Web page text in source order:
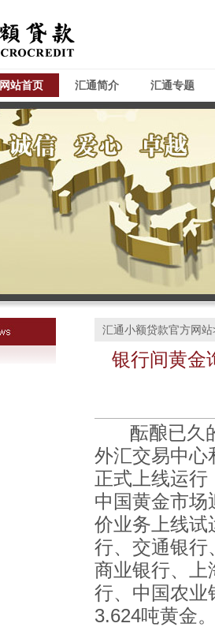
网站首页 汇通简介 汇通专题
汇通小额贷款官方网站
银行间黄金
酝酿已久的
外汇交易中心
正式上线运行
中国黄金市场
价业务上线试
行、交通银行
商业银行、上
行、中国农业
3.624吨黄金